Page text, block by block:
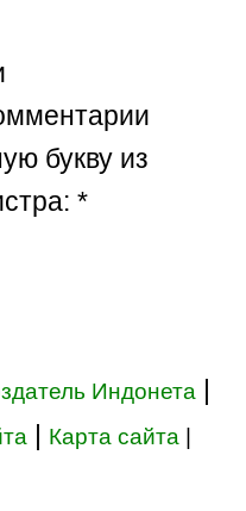
букву из
*
Индонета
Карта сайта